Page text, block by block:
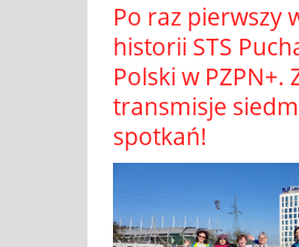
Po raz pierwszy
historii STS
Polski w PZPN+.
transmisje
spotkań!